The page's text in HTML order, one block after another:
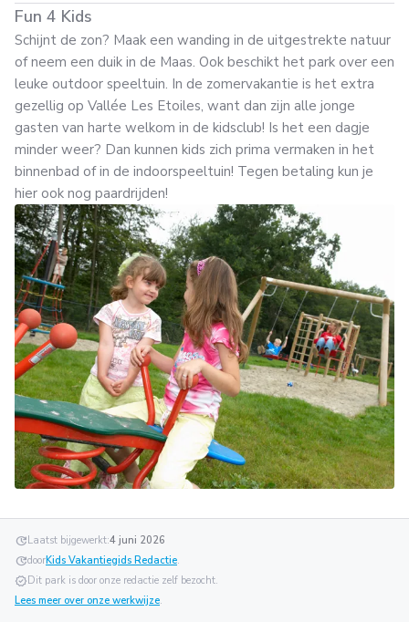
Fun 4 Kids
Schijnt de zon? Maak een wanding in de uitgestrekte natuur
of neem een duik in de Maas. Ook beschikt het park over een
leuke outdoor speeltuin. In de zomervakantie is het extra
gezellig op Vallée Les Etoiles, want dan zijn alle jonge
gasten van harte welkom in de kidsclub! Is het een dagje
minder weer? Dan kunnen kids zich prima vermaken in het
binnenbad of in de indoorspeeltuin! Tegen betaling kun je
hier ook nog paardrijden!
update Laatst bijgewerkt:4 juni 2026
updatedoorKids Vakantiegids Redactie.
verified Dit park is door onze redactie zelf bezocht.
Lees meer over onze werkwijze.